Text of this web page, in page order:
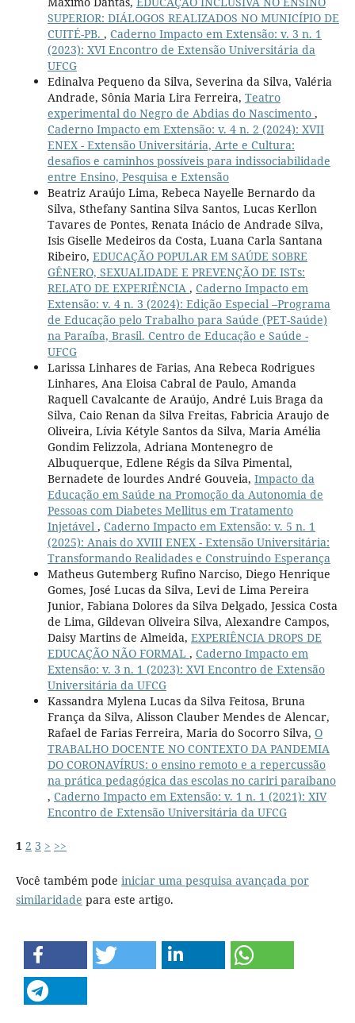
SUPERIOR: DIÁLOGOS REALIZADOS NO MUNICÍPIO DE
CUITÉ-PB. , Caderno Impacto em Extensão: v. 3 n. 1
(2023): XVI Encontro de Extensão Universitária da
UFCG
Edinalva Pequeno da Silva, Severina da Silva, Valéria
Andrade, Sônia Maria Lira Ferreira, Teatro
experimental do Negro de Abdias do Nascimento ,
Caderno Impacto em Extensão: v. 4 n. 2 (2024): XVII
ENEX - Extensão Universitária, Arte e Cultura:
desafios e caminhos possíveis para indissociabilidade
entre Ensino, Pesquisa e Extensão
Beatriz Araújo Lima, Rebeca Nayelle Bernardo da
Silva, Sthefany Santina Silva Santos, Lucas Kerllon
Tavares de Pontes, Renata Inácio de Andrade Silva,
Isis Giselle Medeiros da Costa, Luana Carla Santana
Ribeiro, EDUCAÇÃO POPULAR EM SAÚDE SOBRE
GÊNERO, SEXUALIDADE E PREVENÇÃO DE ISTs:
RELATO DE EXPERIÊNCIA , Caderno Impacto em
Extensão: v. 4 n. 3 (2024): Edição Especial –Programa
de Educação pelo Trabalho para Saúde (PET-Saúde)
na Paraíba, Brasil. Centro de Educação e Saúde -
UFCG
Larissa Linhares de Farias, Ana Rebeca Rodrigues
Linhares, Ana Eloisa Cabral de Paulo, Amanda
Raquell Cavalcante de Araújo, André Luis Braga da
Silva, Caio Renan da Silva Freitas, Fabricia Araujo de
Oliveira, Lívia Kétyle Santos da Silva, Maria Amélia
Gondim Felizzola, Adriana Montenegro de
Albuquerque, Edlene Régis da Silva Pimental,
Bernadete de lourdes André Gouveia, Impacto da
Educação em Saúde na Promoção da Autonomia de
Pessoas com Diabetes Mellitus em Tratamento
Injetável , Caderno Impacto em Extensão: v. 5 n. 1
(2025): Anais do XVIII ENEX - Extensão Universitária:
Transformando Realidades e Construindo Esperança
Matheus Gutemberg Rufino Narciso, Diego Henrique
Gomes, José Lucas da Silva, Levi de Lima Pereira
Junior, Fabiana Dolores da Silva Delgado, Jessica Costa
de Lima, Gildevan Oliveira Silva, Alexandre Campos,
Daisy Martins de Almeida, EXPERIÊNCIA DROPS DE
EDUCAÇÃO NÃO FORMAL , Caderno Impacto em
Extensão: v. 3 n. 1 (2023): XVI Encontro de Extensão
Universitária da UFCG
Kassandra Mylena Lucas da Silva Feitosa, Bruna
França da Silva, Alisson Clauber Mendes de Alencar,
Rafael de Farias Ferreira, Maria do Socorro Silva, O
TRABALHO DOCENTE NO CONTEXTO DA PANDEMIA
DO CORONAVÍRUS: o ensino remoto e a repercussão
na prática pedagógica das escolas no cariri paraibano
, Caderno Impacto em Extensão: v. 1 n. 1 (2021): XIV
Encontro de Extensão Universitária da UFCG
1 2 3 > >>
Você também pode iniciar uma pesquisa avançada por
similaridade para este artigo.